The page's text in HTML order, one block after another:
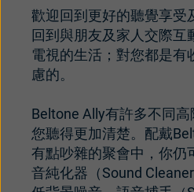
歡迎回到更好的聽覺享受
回到與朋友及家人交際互
電視的生活；對您都是有
慮的。
Beltone Ally有許多不同
您聽得更加清楚。配戴
有點吵雜的聚會中，你仍
音純化器（Sound